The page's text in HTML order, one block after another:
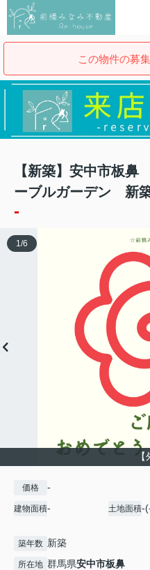
この物件の募
【新築】安中市板
ーブルガーデン 新
-
1/6
価格 -
建物面積- 土地面積-
築年数 新築
所在地 群馬県安中市板鼻